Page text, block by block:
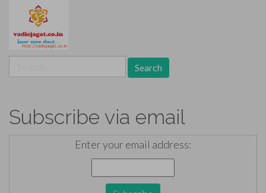
for:
Subscribe via email
Enter your email address: